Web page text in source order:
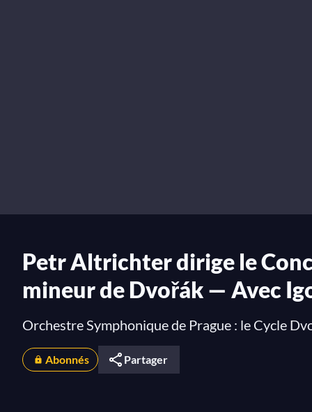
Petr Altrichter dirige le
mineur de Dvořák — Avec
Orchestre Symphonique de Prague : le Cycle
Abonnés Partager